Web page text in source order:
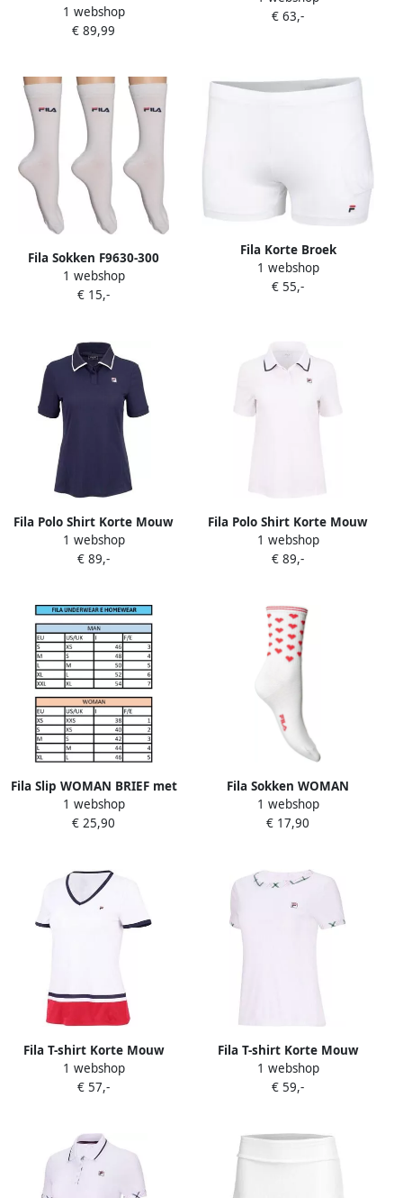
fam1125bi100012xl
1 webshop
€ 89,99
€ 63,-
Fila Sokken F9630-300
1 webshop
€ 15,-
Fila Korte Broek
FBL172003001
1 webshop
€ 55,-
Fila Polo Shirt Korte Mouw
FBL2612451500
1 webshop
€ 89,-
Fila Polo Shirt Korte Mouw
FBL261245001
1 webshop
€ 89,-
Fila Slip WOMAN BRIEF met
elastische logoband (3
stuks)
1 webshop
€ 25,90
Fila Sokken WOMAN
LIFESTYLE NORMAL PLAIN
SOCKS
1 webshop
€ 17,90
Fila T-shirt Korte Mouw
Elisabeth
1 webshop
€ 57,-
Fila T-shirt Korte Mouw
Yamila
1 webshop
€ 59,-